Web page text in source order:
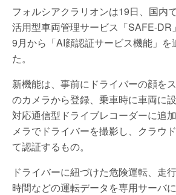
フォルシアクラリオンは19日、国内
活用型車両管理サービス「SAFE-DR
9月から「AI顔認証サービス機能」を
た。
新機能は、事前にドライバーの顔を
のカメラから登録、乗車時に車両に
対応通信型ドライブレコーダーに追
メラでドライバーを撮影し、クラウ
て認証するもの。
ドライバーに紐づけた危険運転、走
時間などの運転データを専用サーバ